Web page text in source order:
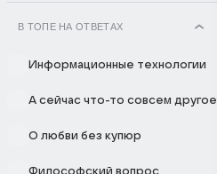
В ТОПЕ НА ОТВЕТАХ
Информационные технологии
А сейчас что-то совсем другое
О любви без купюр
Философский вопрос